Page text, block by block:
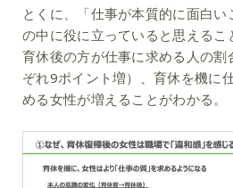
とくに、「仕事が本質的に面白
の中に役に立っていると思えるこ
育休後の方が仕事に求める人の
ぞれ9ポイント増）、育休を機に
める女性が増えることがわかる。